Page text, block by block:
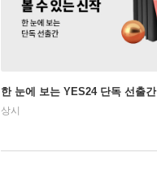
한 눈에 보는 YES24 단독 선출간
상시